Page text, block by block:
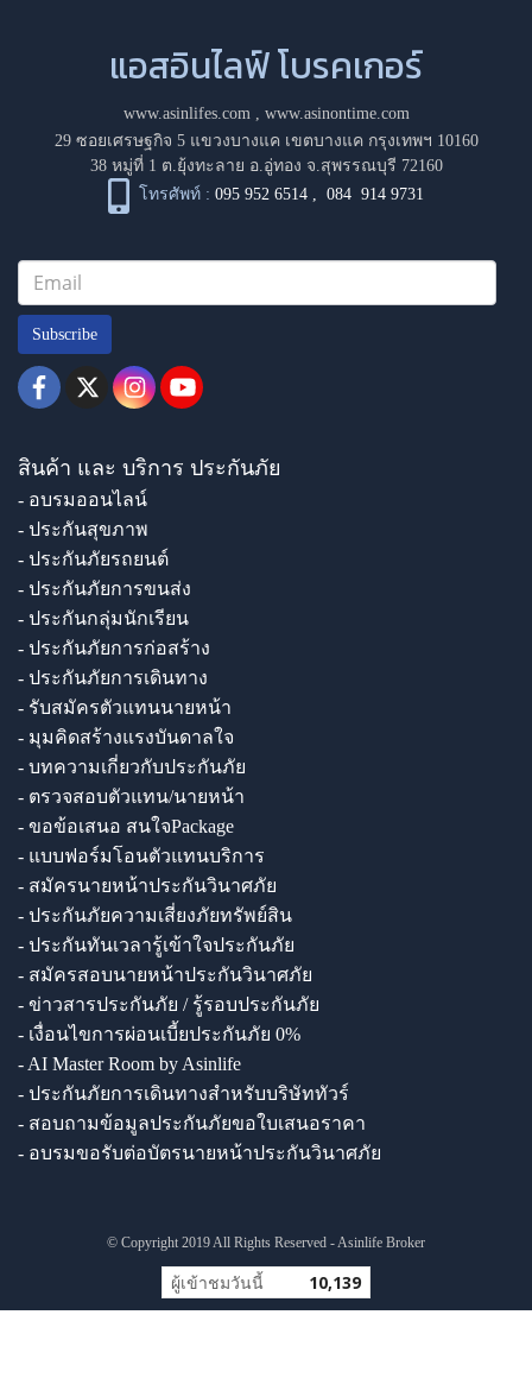
แอสอินไลฟ์ โบรคเกอร์
www.asinlifes.com, www.asinontime.com
29 ซอยเศรษฐกิจ 5 แขวงบางแค เขตบางแค กรุงเทพฯ 10160
38 หมู่ที่ 1 ต.ยุ้งทะลาย อ.อู่ทอง จ.สุพรรณบุรี 72160
โทรศัพท์ : 095 952 6514 ,084 914 9731
Subscribe
สินค้า และ บริการ ประกันภัย
- อบรมออนไลน์
- ประกันสุขภาพ
- ประกันภัยรถยนต์
- ประกันภัยการขนส่ง
- ประกันกลุ่มนักเรียน
- ประกันภัยการก่อสร้าง
- ประกันภัยการเดินทาง
- รับสมัครตัวแทนนายหน้า
- มุมคิดสร้างแรงบันดาลใจ
- บทความเกี่ยวกับประกันภัย
- ตรวจสอบตัวแทน/นายหน้า
- ขอข้อเสนอ สนใจPackage
- แบบฟอร์มโอนตัวแทนบริการ
- สมัครนายหน้าประกันวินาศภัย
- ประกันภัยความเสี่ยงภัยทรัพย์สิน
- ประกันทันเวลารู้เข้าใจประกันภัย
- สมัครสอบนายหน้าประกันวินาศภัย
- ข่าวสารประกันภัย / รู้รอบประกันภัย
- เงื่อนไขการผ่อนเบี้ยประกันภัย 0%
- AI Master Room by Asinlife
- ประกันภัยการเดินทางสำหรับบริษัททัวร์
- สอบถามข้อมูลประกันภัยขอใบเสนอราคา
- อบรมขอรับต่อบัตรนายหน้าประกันวินาศภัย
© Copyright 2019 All Rights Reserved - Asinlife Broker
ผู้เข้าชมวันนี้ 10,139